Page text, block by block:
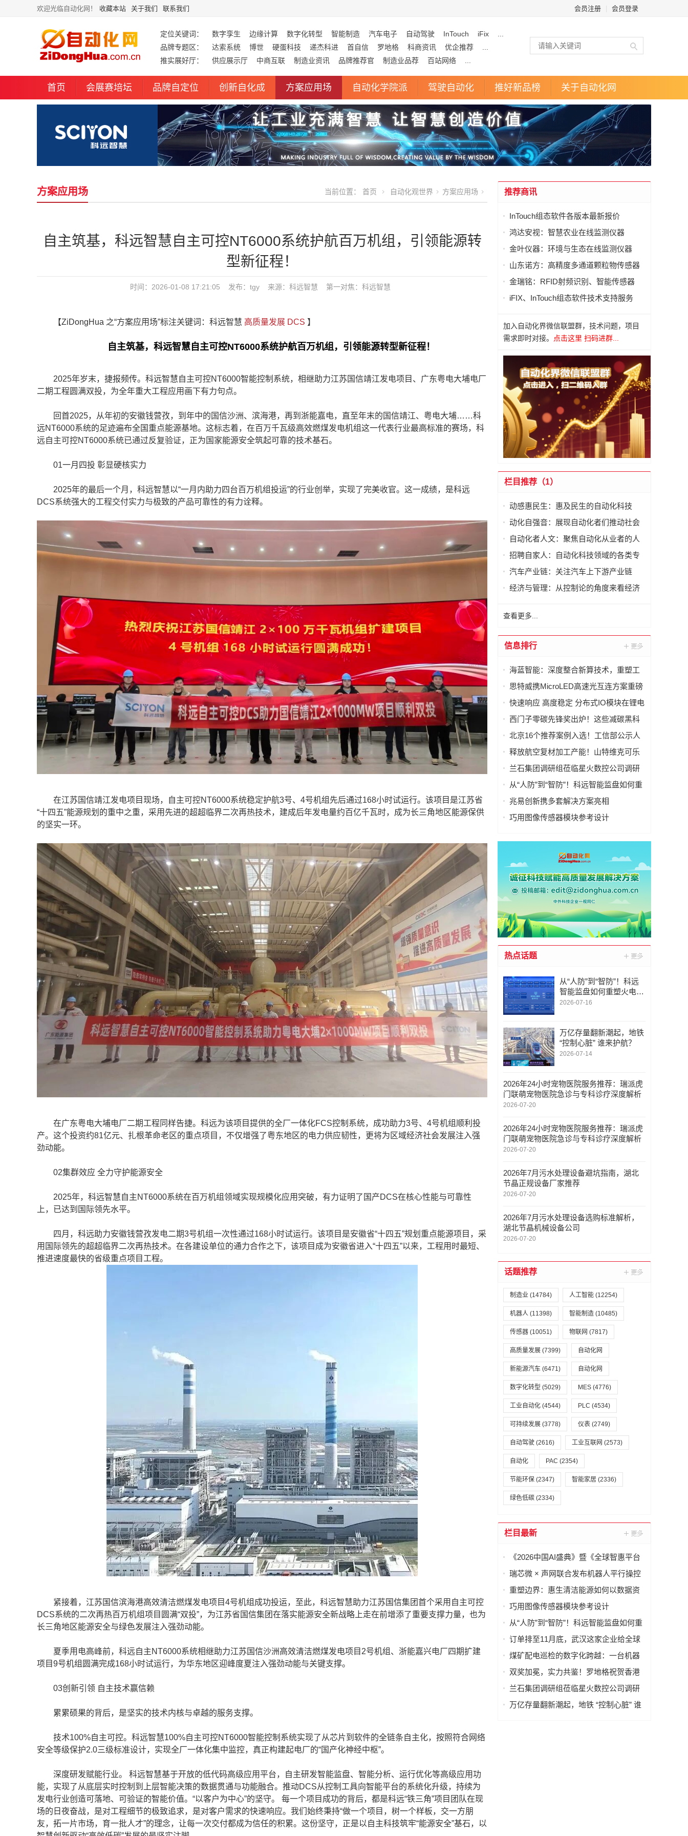
欢迎光临自动化网！ 收藏本站 关于我们 联系我们 会员注册 会员登录
定位关键词： 数字孪生 边缘计算 数字化转型 智能制造 汽车电子 自动驾驶 InTouch iFix
品牌专题区：
达索系统 博世 硬蛋科技 递杰科进 首自信 罗地格 科商资讯 优企推荐
推实展好厅：
供应展示厅 中商互联 制造业资讯 品牌推荐官 制造业品荐 百站网络
首页 会展赛培坛 品牌自定位 创新自化成 方案应用场 自动化学院派 驾驶自动化 推好新品榜 关于自动化网
方案应用场 当前位置： 首页 自动化观世界 方案应用场
自主筑基，科远智慧自主可控NT6000系统护航百万机组，引领能源转
型新征程！
时间：2026-01-08 17:21:05 发布：tgy 来源：科远智慧 第一对焦： 科远智慧
【ZiDongHua 之“方案应用场”标注关键词：科远智慧 高质量发展 DCS 】
自主筑基，科远智慧自主可控NT6000系统护航百万机组，引领能源转型新征程！
2025年岁末，捷报频传。科远智慧自主可控NT6000智能控制系统，相继助力江苏国信靖江发电项目、广东粤电大埔电厂
二期工程圆满双投，为全年重大工程应用画下有力句点。
回首2025，从年初的安徽钱营孜，到年中的国信沙洲、滨海港，再到浙能嘉电，直至年末的国信靖江、粤电大埔……科
远NT6000系统的足迹遍布全国重点能源基地。这标志着，在百万千瓦级高效燃煤发电机组这一代表行业最高标准的赛场，科
远自主可控NT6000系统已通过反复验证，正为国家能源安全筑起可靠的技术基石。
01一月四投 彰显硬核实力
2025年的最后一个月，科远智慧以“一月内助力四台百万机组投运”的行业创举，实现了完美收官。这一成绩，是科远
DCS系统强大的工程交付实力与极致的产品可靠性的有力诠释。
在江苏国信靖江发电项目现场，自主可控NT6000系统稳定护航3号、4号机组先后通过168小时试运行。该项目是江苏省
“十四五”能源规划的重中之重，采用先进的超超临界二次再热技术，建成后年发电量约百亿千瓦时，成为长三角地区能源保供
的坚实一环。
在广东粤电大埔电厂二期工程同样告捷。科远为该项目提供的全厂一体化FCS控制系统，成功助力3号、4号机组顺利投
产。这个投资约81亿元、扎根革命老区的重点项目，不仅增强了粤东地区的电力供应韧性，更将为区域经济社会发展注入强
劲动能。
02集群效应 全力守护能源安全
2025年，科远智慧自主NT6000系统在百万机组领域实现规模化应用突破，有力证明了国产DCS在核心性能与可靠性
上，已达到国际领先水平。
四月，科远助力安徽钱营孜发电二期3号机组一次性通过168小时试运行。该项目是安徽省“十四五”规划重点能源项目，采
用国际领先的超超临界二次再热技术。在各建设单位的通力合作之下，该项目成为安徽省进入“十四五”以来，工程用时最短、
推进速度最快的省级重点项目工程。
紧接着，江苏国信滨海港高效清洁燃煤发电项目4号机组成功投运，至此，科远智慧助力江苏国信集团首个采用自主可控
DCS系统的二次再热百万机组项目圆满“双投”，为江苏省国信集团在落实能源安全新战略上走在前增添了重要支撑力量，也为
长三角地区能源安全与绿色发展注入强劲动能。
夏季用电高峰前，科远自主NT6000系统相继助力江苏国信沙洲高效清洁燃煤发电项目2号机组、浙能嘉兴电厂四期扩建
项目9号机组圆满完成168小时试运行，为华东地区迎峰度夏注入强劲动能与关键支撑。
03创新引领 自主技术赢信赖
累累硕果的背后，是坚实的技术内核与卓越的服务支撑。
技术100%自主可控。科远智慧100%自主可控NT6000智能控制系统实现了从芯片到软件的全链条自主化，按照符合网络
安全等级保护2.0三级标准设计，实现全厂一体化集中监控，真正构建起电厂的“国产化神经中枢”。
深度研发赋能行业。 科远智慧基于开放的低代码高级应用平台，自主研发智能监盘、智能分析、运行优化等高级应用功
能，实现了从底层实时控制到上层智能决策的数据贯通与功能融合。推动DCS从控制工具向智能平台的系统化升级，持续为
发电行业创造可落地、可验证的智能价值。“以客户为中心”的坚守。 每一个项目成功的背后，都是科远“铁三角”项目团队在现
场的日夜奋战，是对工程细节的极致追求，是对客户需求的快速响应。我们始终秉持“做一个项目，树一个样板，交一方朋
友，拓一片市场，育一批人才”的理念，让每一次交付都成为信任的积累。这份坚守，正是以自主科技筑牢“能源安全”基石，以
推荐商讯
InTouch组态软件各版本最新报价
鸿达安视：智慧农业在线监测仪器
金叶仪器：环境与生态在线监测仪器
山东诺方：高精度多通道颗粒物传感器
金瑞铭：RFID射频识别、智能传感器
iFIX、InTouch组态软件技术支持服务
加入自动化界微信联盟群，技术问题，项目
需求即时对接。
点击这里 扫码进群...
栏目推荐（1）
动感惠民生：惠及民生的自动化科技
动化自强音：展现自动化者们推动社会
进步发出的响亮声音
自动化者人文：聚焦自动化从业者的人
文思考
招聘自家人：自动化科技领域的各类专
家及人才需求资讯
汽车产业链：关注汽车上下游产业链
经济与管理：从控制论的角度来看经济
查看更多...
信息排行
海蓝智能：深度整合新算技术，重塑工
业读码器服务新标杆
思特威携MicroLED高速光互连方案重磅
亮相慕尼黑上海电子展
快速响应 高度稳定 分布式IO模块在锂电
池制造的优势揭秘 | 支持Modbus、
EtherCAT、Ethernet/IP、BACnet/IP等多
种协议
西门子零碳先锋奖出炉！这些减碳黑科
技太能打！
北京16个推荐案例入选！工信部公示人
工智能应用典型案例
释放航空复材加工产能！山特维克可乐
满锯齿刃铣刀从源头解决四大铣削工艺
兰石集团调研组莅临星火数控公司调研
指导数智化转型工作
从“人防”到“智防”！科远智能监盘如何重
塑火电运行新范式
兆易创新携多套解决方案亮相
CIIF2025，助力人形机器人落地
巧用图像传感器模块参考设计
造的全流程
热点话题
从“人防”到“智防”！科远
智能监盘如何重塑火电运
行新范式
2026-07-16
万亿存量翻新潮起，地铁
“控制心脏” 谁来护航？
2026-07-14
2026年24小时宠物医院服务推荐：瑞派虎
门联萌宠物医院急诊与专科诊疗深度解析
2026-07-20
2026年24小时宠物医院服务推荐：瑞派虎
门联萌宠物医院急诊与专科诊疗深度解析
2026-07-20
2026年7月污水处理设备避坑指南，湖北
节晶正规设备厂家推荐
2026-07-20
2026年7月污水处理设备选购标准解析，
湖北节晶机械设备公司
2026-07-20
话题推荐
制造业 (14784) 人工智能 (12254)
机器人 (11398) 智能制造 (10485)
传感器 (10051) 物联网 (7817)
高质量发展 (7399) 自动化网
新能源汽车 (6471) 自动化网
数字化转型 (5029) MES (4776)
工业自动化 (4544) PLC (4534)
可持续发展 (3778) 仪表 (2749)
自动驾驶 (2616) 工业互联网 (2573)
自动化 PAC (2354)
节能环保 (2347) 智能家居 (2336)
绿色低碳 (2334)
栏目最新
《2026中国AI盛典》暨《全球智惠平台
·AI语料场景合作清单》在上海启动
瑞芯微 × 声网联合发布机器人平行操控
一体化解决方案
重塑边界：惠生清洁能源如何以数据资
产重构海外工程交付
巧用图像传感器模块参考设计
（PRISM），简化成像设备从设计到制
从“人防”到“智防”！科远智能监盘如何重
塑火电运行新范式
订单排至11月底，武汉这家企业给全球
40多国电力设备做“CT”
煤矿配电巡检的数字化跨越：一台机器
人如何改变“抄表”这件小事
双奖加冕，实力共鉴！罗地格祝贺香港
国际机场2026持续斩获行业大奖
兰石集团调研组莅临星火数控公司调研
指导数智化转型工作
万亿存量翻新潮起，地铁 “控制心脏” 谁